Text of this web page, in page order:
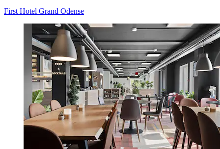
First Hotel Grand Odense